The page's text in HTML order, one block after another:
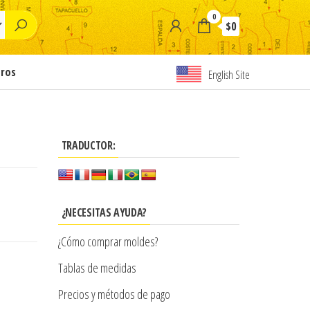
0
$0
English Site
TRADUCTOR:
¿NECESITAS AYUDA?
¿Cómo comprar moldes?
Tablas de medidas
Precios y métodos de pago